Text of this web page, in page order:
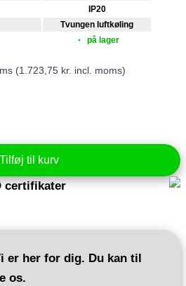
IP20
Tvungen luftkøling
på lager
(1.723,75 kr. incl. moms)
Tilføj til kurv
certifikater
er her for dig. Du kan til
os.